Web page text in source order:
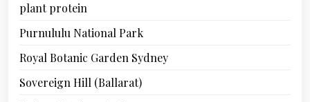
plant protein
Purnululu National Park
Royal Botanic Garden Sydney
Sovereign Hill (Ballarat)